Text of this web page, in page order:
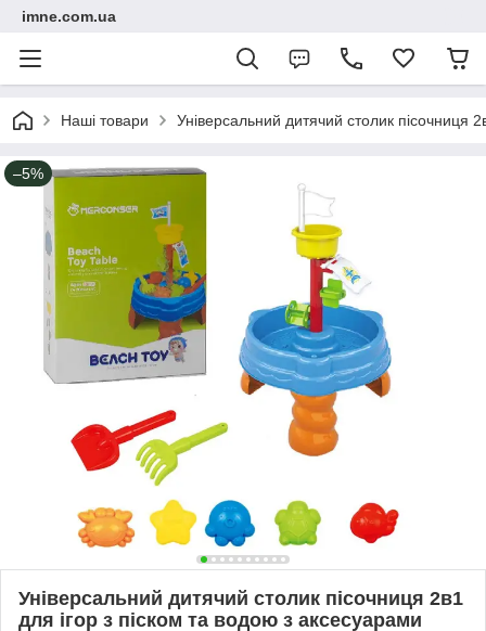
imne.com.ua
Наші товари Універсальний дитячий столик пісочниця
–5%
Універсальний дитячий столик пісочниця 2в1
для ігор з піском та водою з аксесуарами